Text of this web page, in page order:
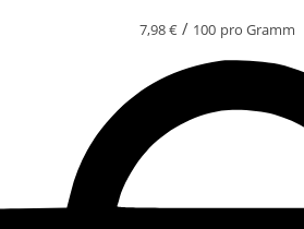
7,98€ / 100 pro Gramm